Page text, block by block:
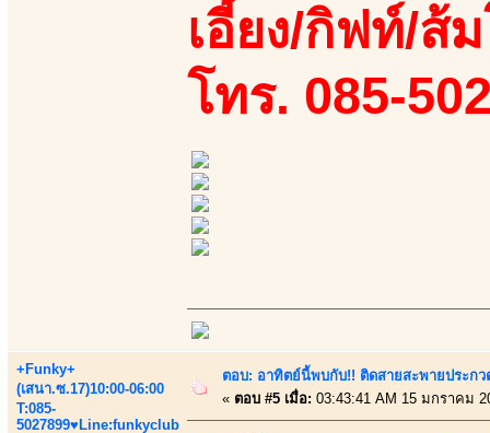
เอี้ยง/กิฟท์/ส้
โทร. 085-
+Funky+
(เสนา.ซ.17)10:00-06:00
T:085-
5027899♥Line:funkyclub
ตอบ: อาทิตย์นี้พบกับ!! ติดสายสะพายประกว
« ตอบ #5 เมื่อ: 03:43:41 AM 15 มกราคม